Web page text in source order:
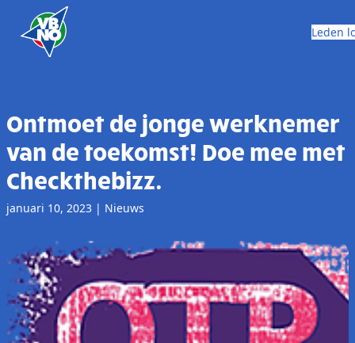
Skip to content
Leden
Ontmoet de jonge werknemer
van de toekomst! Doe mee met
Checkthebizz.
januari 10, 2023 | Nieuws